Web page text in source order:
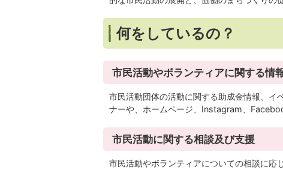
何をしているの？
市民活動やボランティアに関する情
市民活動団体の活動に関する助成金情報、イ
ナーや、ホームページ、Instagram、
市民活動に関する相談及び支援
市民活動やボランティアについての相談に応